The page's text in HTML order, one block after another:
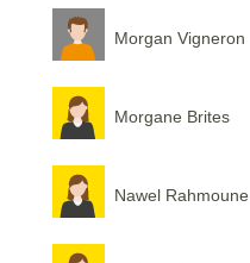
Morgan Vigneron
Morgane Brites
Nawel Rahmoune